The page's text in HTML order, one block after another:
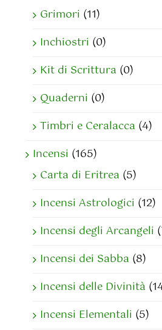
Grimori (11)
Inchiostri (0)
Kit di Scrittura (0)
Quaderni (0)
Timbri e Ceralacca (4)
Incensi (165)
Carta di Eritrea (5)
Incensi Astrologici (12)
Incensi degli Arcangeli
Incensi dei Sabba (8)
Incensi delle Divinità
Incensi Elementali (5)